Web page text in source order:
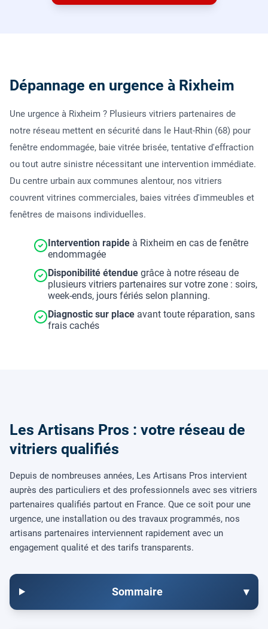
Dépannage en urgence à Rixheim
Une urgence à Rixheim ? Plusieurs vitriers partenaires de
notre réseau mettent en sécurité dans le Haut-Rhin (68) pour
fenêtre endommagée, baie vitrée brisée, tentative d'effraction
ou tout autre sinistre nécessitant une intervention immédiate.
Du centre urbain aux communes alentour, nos vitriers
couvrent vitrines commerciales, baies vitrées d'immeubles et
fenêtres de maisons individuelles.
Intervention rapide à Rixheim en cas de fenêtre
endommagée
Disponibilité étendue grâce à notre réseau de
plusieurs vitriers partenaires sur votre zone : soirs,
week-ends, jours fériés selon planning.
Diagnostic sur place avant toute réparation, sans
frais cachés
Les Artisans Pros : votre réseau de
vitriers qualifiés
Depuis de nombreuses années, Les Artisans Pros intervient
auprès des particuliers et des professionnels avec ses vitriers
partenaires qualifiés partout en France. Que ce soit pour une
urgence, une installation ou des travaux programmés, nos
artisans partenaires interviennent rapidement avec un
engagement qualité et des tarifs transparents.
Sommaire ▾